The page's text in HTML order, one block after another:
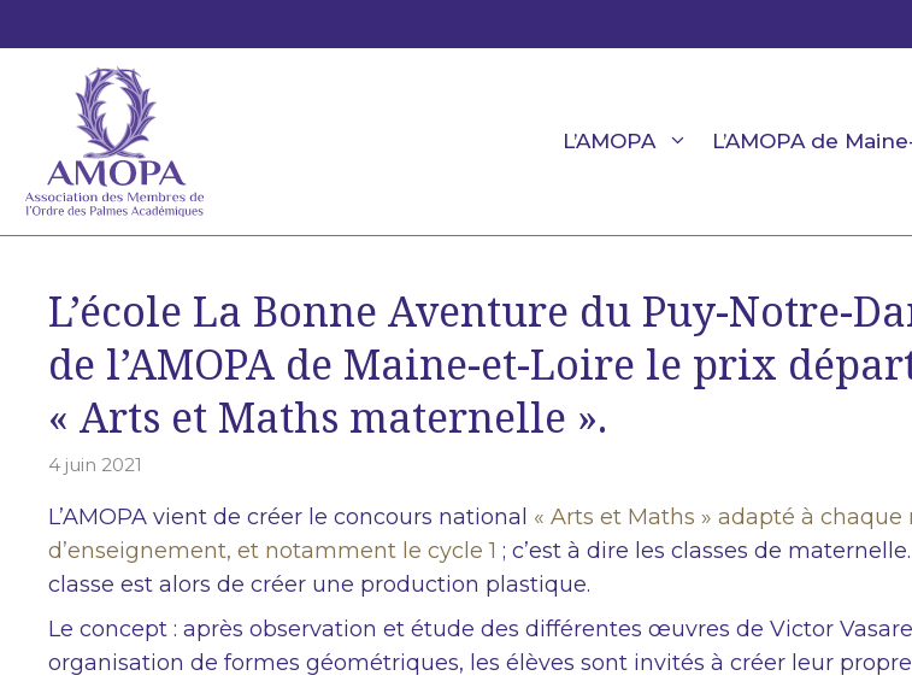
au
contenu
L’AMOPA L’AMOPA de
L’école La Bonne Aventure du Puy-Notre-
de l’AMOPA de Maine-et-Loire le prix
« Arts et Maths maternelle ».
4 juin 2021
L’AMOPA vient de créer le concours national « Arts et Maths » adapté à chaque
d’enseignement, et notamment le cycle 1 ; c’est à dire les classes de
classe est alors de créer une production plastique.
Le concept : après observation et étude des différentes œuvres de Victor
organisation de formes géométriques, les élèves sont invités à créer leur